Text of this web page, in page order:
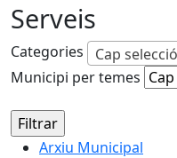
Serveis
Categories
Cap selecció
Municipi per temes
Arxiu Municipal